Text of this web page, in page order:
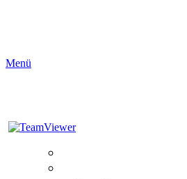
Menü